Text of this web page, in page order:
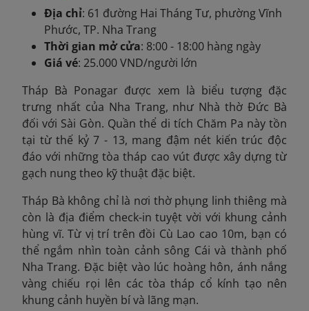
Địa chỉ: 61 đường Hai Tháng Tư, phường Vĩnh
Phước, TP. Nha Trang
Thời gian mở cửa: 8:00 - 18:00 hàng ngày
Giá vé: 25.000 VND/người lớn
Tháp Bà Ponagar được xem là biểu tượng đặc
trưng nhất của Nha Trang, như Nhà thờ Đức Bà
đối với Sài Gòn. Quần thể di tích Chăm Pa này tồn
tại từ thế kỷ 7 - 13, mang đậm nét kiến trúc độc
đáo với những tòa tháp cao vút được xây dựng từ
gạch nung theo kỹ thuật đặc biệt.
Tháp Bà không chỉ là nơi thờ phụng linh thiêng mà
còn là địa điểm check-in tuyệt vời với khung cảnh
hùng vĩ. Từ vị trí trên đồi Cù Lao cao 10m, bạn có
thể ngắm nhìn toàn cảnh sông Cái và thành phố
Nha Trang. Đặc biệt vào lúc hoàng hôn, ánh nắng
vàng chiếu rọi lên các tòa tháp cổ kính tạo nên
khung cảnh huyền bí và lãng mạn.